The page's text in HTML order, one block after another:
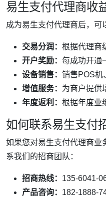
易生支付代理商收
成为易生支付代理商后，可
交易分润： 根据代理商
开户奖励： 每成功开通
设备销售： 销售POS机
增值服务： 为商户提供
年度返利： 根据年度业
如何联系易生支付
如果您对易生支付代理商业
系我们的招商团队：
招商热线： 135-6041-
产品咨询： 182-1888-